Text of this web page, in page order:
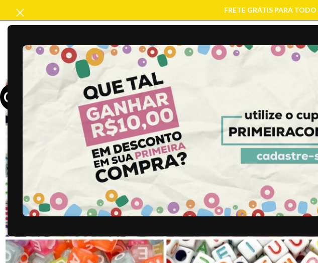
FRETE GRÁTIS PARA TODO
ACABAMENTOARTESANATOBASESCONTAS CORRENTES
OFERTA